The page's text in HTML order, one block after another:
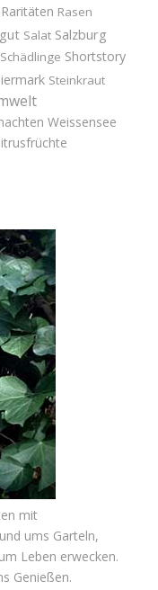
Raritäten Rasen
Salat Salzburg
Schädlinge Shortstory
Steinkraut
Weissensee
mit
ums Garteln,
Leben erwecken.
Genießen.